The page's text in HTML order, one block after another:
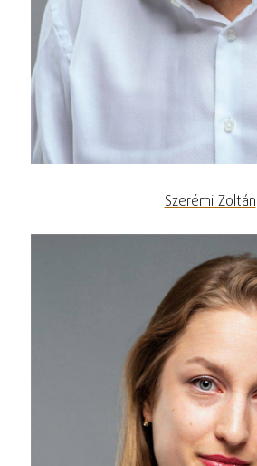
Szerémi Zoltán